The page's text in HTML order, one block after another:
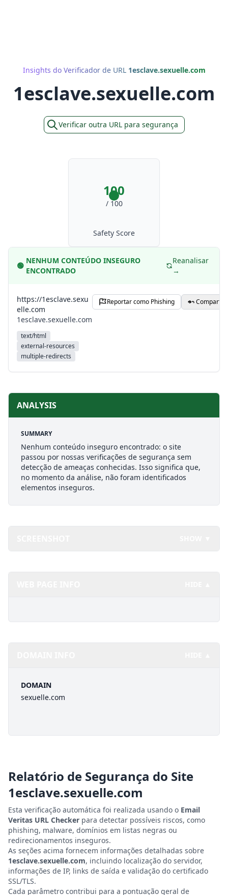
Insights do Verificador de URL 1esclave.sexuelle.com
1esclave.sexuelle.com
Verificar outra URL para segurança
100
/ 100
Safety Score
🟢
NENHUM CONTEÚDO INSEGURO
ENCONTRADO
Reanalisar
→
https://1esclave.sexu
elle.com
1esclave.sexuelle.com
text/html
external-resources
multiple-redirects
Reportar como Phishing
ANALYSIS
SUMMARY
Nenhum conteúdo inseguro encontrado: o site
passou por nossas verificações de segurança sem
detecção de ameaças conhecidas. Isso significa que,
no momento da análise, não foram identificados
elementos inseguros.
DOMAIN
sexuelle.com
Relatório de Segurança do Site
1esclave.sexuelle.com
Esta verificação automática foi realizada usando o Email
Veritas URL Checker para detectar possíveis riscos, como
phishing, malware, domínios em listas negras ou
redirecionamentos inseguros.
As seções acima fornecem informações detalhadas sobre
1esclave.sexuelle.com, incluindo localização do servidor,
informações de IP, links de saída e validação do certificado
SSL/TLS.
Cada parâmetro contribui para a pontuação geral de